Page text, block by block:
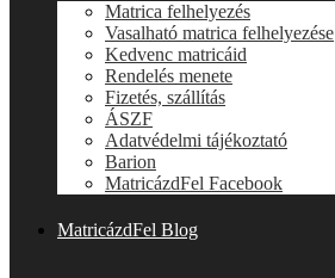
Matrica felhelyezés
Vasalható matrica felhelyezése
Kedvenc matricáid
Rendelés menete
Fizetés, szállítás
ÁSZF
Adatvédelmi tájékoztató
Barion
MatricázdFel Facebook
MatricázdFel Blog